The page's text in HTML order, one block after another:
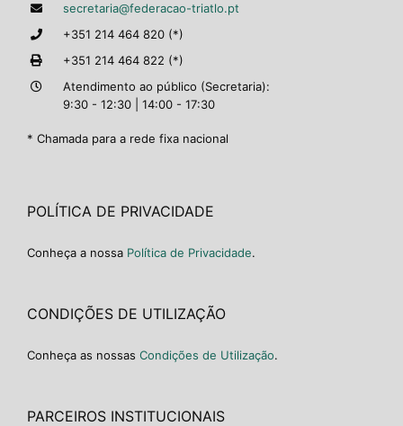
secretaria@federacao-triatlo.pt
+351 214 464 820 (*)
+351 214 464 822 (*)
Atendimento ao público (Secretaria):
9:30 - 12:30 | 14:00 - 17:30
* Chamada para a rede fixa nacional
POLÍTICA DE PRIVACIDADE
Conheça a nossa Política de Privacidade.
CONDIÇÕES DE UTILIZAÇÃO
Conheça as nossas Condições de Utilização.
PARCEIROS INSTITUCIONAIS